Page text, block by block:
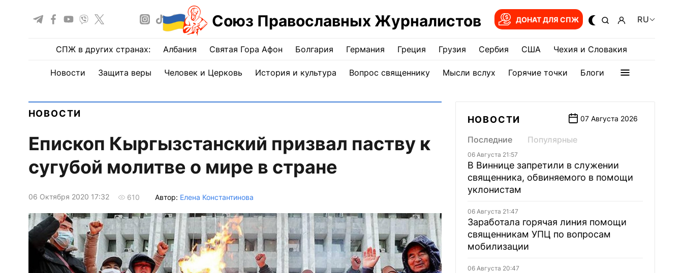
Союз Православных Журналистов ДОНАТ ДЛЯ СПЖ RU
СПЖ в других странах: Албания Святая Гора Афон Болгария Германия Греция Грузия Сербия США Чехия и Словакия
Новости Защита веры Человек и Церковь История и культура Вопрос священнику Мысли вслух Горячие точки Блоги
НОВОСТИ
Епископ Кыргызстанский призвал паству к
сугубой молитве о мире в стране
06 Октября 2020 17:32 610 Автор: Елена Константинова
НОВОСТИ 07 Августа 2026
Последние Популярные
06 Августа 21:57
В Виннице запретили в служении
священника, обвиняемого в помощи
уклонистам
06 Августа 21:47
Заработала горячая линия помощи
священникам УПЦ по вопросам
мобилизации
06 Августа 20:47